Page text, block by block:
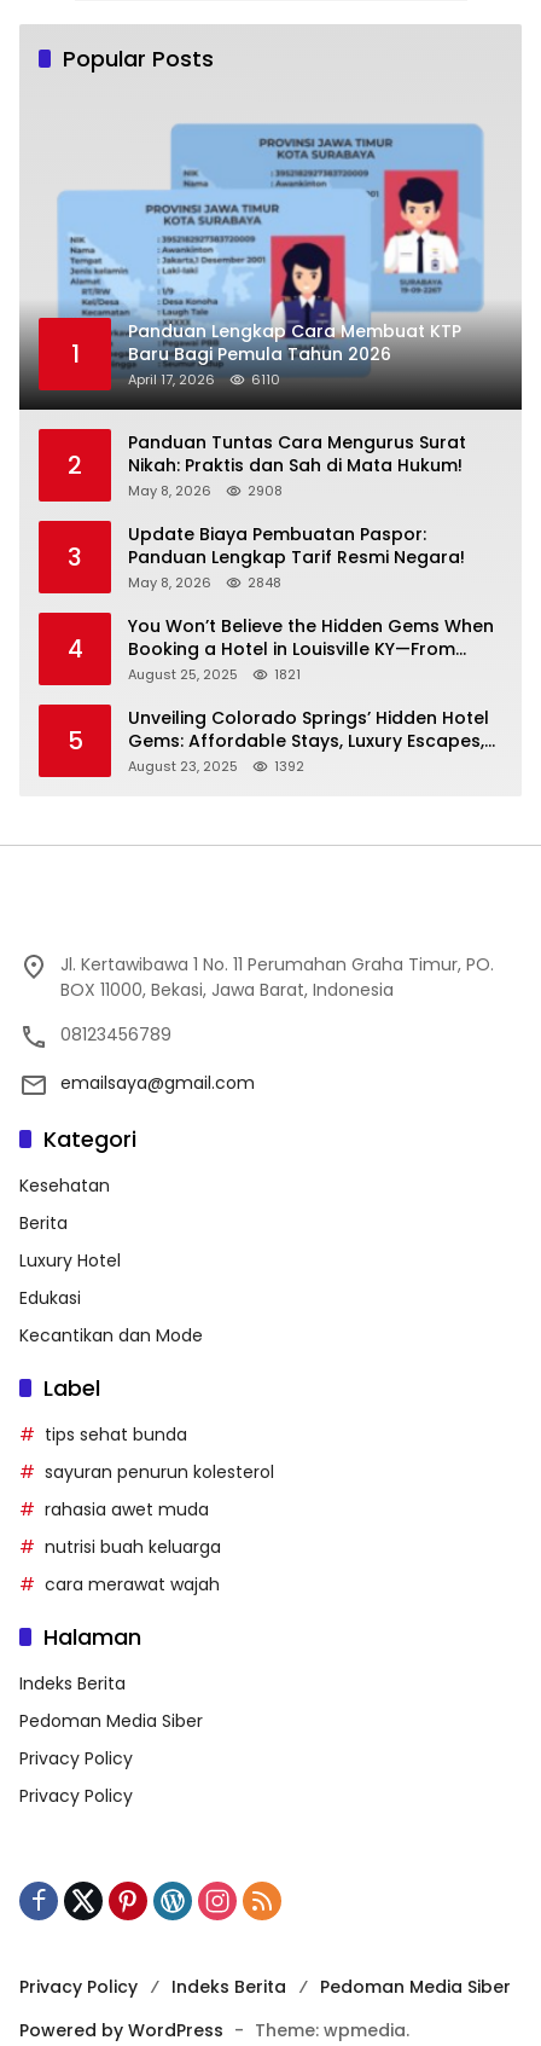
Popular Posts
1
Panduan Lengkap Cara Membuat KTP
Baru Bagi Pemula Tahun 2026
April 17, 2026 6110
2
Panduan Tuntas Cara Mengurus Surat
Nikah: Praktis dan Sah di Mata Hukum!
May 8, 2026 2908
3
Update Biaya Pembuatan Paspor:
Panduan Lengkap Tarif Resmi Negara!
May 8, 2026 2848
4
You Won’t Believe the Hidden Gems When
Booking a Hotel in Louisville KY—From
Cheap to Luxe!
August 25, 2025 1821
5
Unveiling Colorado Springs’ Hidden Hotel
Gems: Affordable Stays, Luxury Escapes,
and Everything In Between!
August 23, 2025 1392
Jl. Kertawibawa 1 No. 11 Perumahan Graha Timur, PO.
BOX 11000, Bekasi, Jawa Barat, Indonesia
08123456789
emailsaya@gmail.com
Kategori
Kesehatan
Berita
Luxury Hotel
Edukasi
Kecantikan dan Mode
Label
tips sehat bunda
sayuran penurun kolesterol
rahasia awet muda
nutrisi buah keluarga
cara merawat wajah
Halaman
Indeks Berita
Pedoman Media Siber
Privacy Policy
Privacy Policy
Privacy Policy Indeks Berita
Pedoman Media Siber
Powered by WordPress - Theme: wpmedia.